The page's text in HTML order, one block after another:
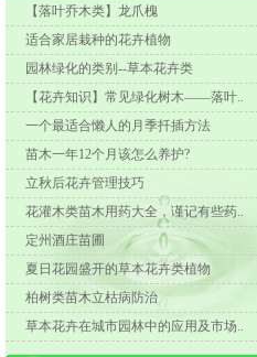
【落叶乔木类】龙爪槐
适合家居栽种的花卉植物
园林绿化的类别--草本花卉类
【花卉知识】常见绿化树木——落叶..
一个最适合懒人的月季扦插方法
苗木一年12个月该怎么养护?
立秋后花卉管理技巧
花灌木类苗木用药大全，谨记有些药..
定州酒庄苗圃
夏日花园盛开的草本花卉类植物
柏树类苗木立枯病防治
草本花卉在城市园林中的应用及市场..